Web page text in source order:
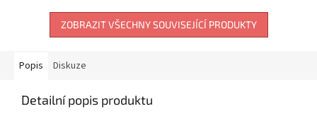
ZOBRAZIT VŠECHNY SOUVISEJÍCÍ PRODUKTY
Popis Diskuze
Detailní popis produktu